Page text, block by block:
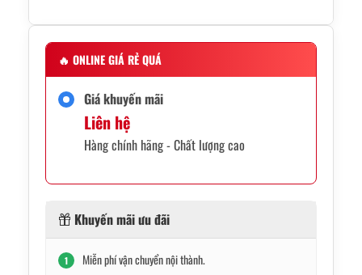
🔥 ONLINE GIÁ RẺ QUÁ
Giá khuyến mãi
Liên hệ
Hàng chính hãng - Chất lượng cao
Khuyến mãi ưu đãi
1 Miễn phí vận chuyển nội thành.